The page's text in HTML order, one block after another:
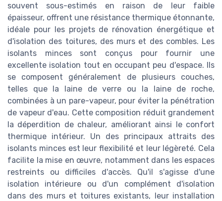
souvent sous-estimés en raison de leur faible
épaisseur, offrent une résistance thermique étonnante,
idéale pour les projets de rénovation énergétique et
d'isolation des toitures, des murs et des combles. Les
isolants minces sont conçus pour fournir une
excellente isolation tout en occupant peu d'espace. Ils
se composent généralement de plusieurs couches,
telles que la laine de verre ou la laine de roche,
combinées à un pare-vapeur, pour éviter la pénétration
de vapeur d'eau. Cette composition réduit grandement
la déperdition de chaleur, améliorant ainsi le confort
thermique intérieur. Un des principaux attraits des
isolants minces est leur flexibilité et leur légèreté. Cela
facilite la mise en œuvre, notamment dans les espaces
restreints ou difficiles d'accès. Qu'il s'agisse d'une
isolation intérieure ou d'un complément d'isolation
dans des murs et toitures existants, leur installation